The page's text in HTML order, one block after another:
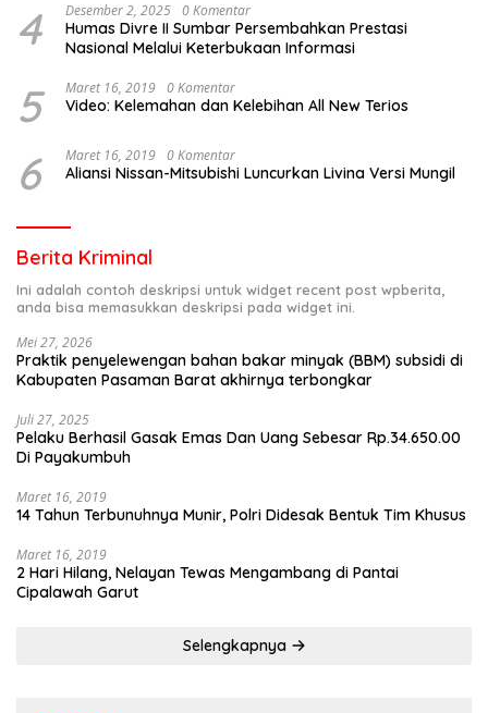
4 Desember 2, 2025 0 Komentar
Humas Divre II Sumbar Persembahkan Prestasi
Nasional Melalui Keterbukaan Informasi
5 Maret 16, 2019 0 Komentar
Video: Kelemahan dan Kelebihan All New Terios
6 Maret 16, 2019 0 Komentar
Aliansi Nissan-Mitsubishi Luncurkan Livina Versi Mungil
Berita Kriminal
Ini adalah contoh deskripsi untuk widget recent post wpberita,
anda bisa memasukkan deskripsi pada widget ini.
Mei 27, 2026
Praktik penyelewengan bahan bakar minyak (BBM) subsidi di
Kabupaten Pasaman Barat akhirnya terbongkar
Juli 27, 2025
Pelaku Berhasil Gasak Emas Dan Uang Sebesar Rp.34.650.00
Di Payakumbuh
Maret 16, 2019
14 Tahun Terbunuhnya Munir, Polri Didesak Bentuk Tim Khusus
Maret 16, 2019
2 Hari Hilang, Nelayan Tewas Mengambang di Pantai
Cipalawah Garut
Selengkapnya